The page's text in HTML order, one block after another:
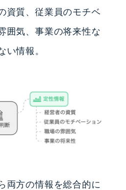
資質、従業員のモチベ
囲気、事業の将来性な
い情報。
両方の情報を総合的に